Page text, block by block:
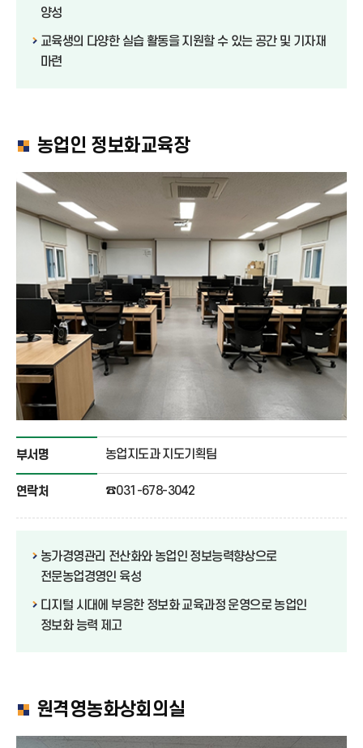
양성
교육생의 다양한 실습 활동을 지원할 수 있는 공간 및 기자재
마련
농업인 정보화교육장
부서명 농업지도과 지도기획팀
연락처 ☎031-678-3042
농가경영관리 전산화와 농업인 정보능력향상으로
전문농업경영인 육성
디지털 시대에 부응한 정보화 교육과정 운영으로 농업인
정보화 능력 제고
원격영농화상회의실